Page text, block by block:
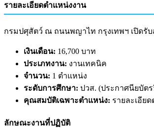
รายละเอียดตำแหน่งงาน
กรมปศุสัตว์ ณ ถนนพญาไท กรุงเทพฯ เปิดรั
เงินเดือน: 16,700 บาท
ประเภทงาน: งานเทคนิค
จำนวน: 1 ตำแหน่ง
ระดับการศึกษา: ปวส. (ประกาศนียบัต
คุณสมบัติเฉพาะตำแหน่ง: รายละเอีย
ลักษณะงานที่ปฏิบัติ